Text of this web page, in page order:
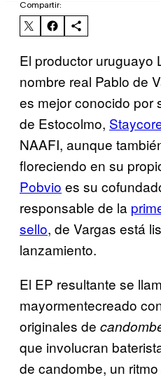
Compartir:
El productor uruguayo
nombre real Pablo de
es mejor conocido por
de Estocolmo,
NAAFI, aunque
floreciendo en su
Pobvio es su
responsable de la
sello, de Vargas está
lanzamiento.
El EP resultante se
mayormentecreado
originales de
que involucran
de candombe, un